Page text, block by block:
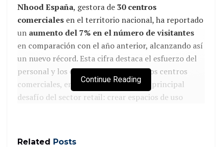
Nhood España, gestora de 30 centros
comerciales en el territorio nacional, ha reportado
un aumento del 7% en el número de visitantes
en comparación con el año anterior, alcanzando así
un nuevo récord. Esta cifra destaca el esfuerzo del
personal y los equipos directivos en los centros
comerciales, enfocados en superar el principal
desafío del sector retail: crear espacios de uso
Continue Reading
Related Posts